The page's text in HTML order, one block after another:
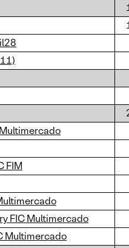
FIM
FIC Multimercado
Multimercado